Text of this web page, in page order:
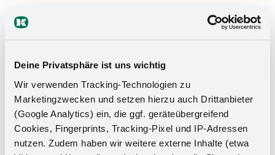
Deine Privatsphäre ist uns wichtig
Wir verwenden Tracking-Technologien zu
Marketingzwecken und setzen hierzu auch Drittanbieter
(Google Analytics) ein, die ggf. geräteübergreifend
Cookies, Fingerprints, Tracking-Pixel und IP-Adressen
nutzen. Zudem haben wir weitere externe Inhalte (etwa
facile toccare il pannello frontale per portarlo in una
posizione di apertura facile da afferrare. Il frontale del
mobile si apre di 44 mm e mantiene il pannello
essere aperto completamente a mano o richiuso
automaticamente. Adatto a tutte le larghezze del
mobile, l'eTouch+ può anche essere riadattare. E ora
una novità: l'interruttore wireless e l'alloggiamento
aggiuntivo sono disponibili in un totale di quattro
colori e si armonizzano perfettamente con tutti i